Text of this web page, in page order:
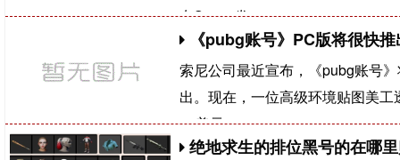
在Steam发
《pubg账号》PC版将很快
索尼公司最近宣布，《pubg账号
出。现在，一位高级环境贴图美
70美元
绝地求生的排位黑号的在哪